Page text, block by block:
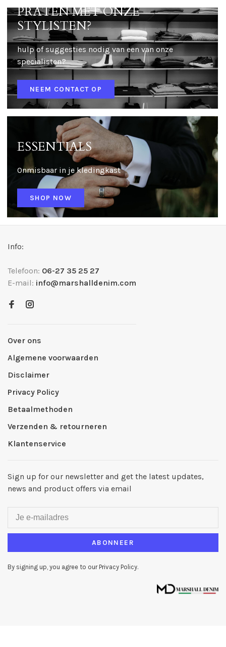
PRATEN MET ONZE
STYLISTEN?
hulp of suggesties nodig van een van onze
specialisten?
NEEM CONTACT OP
ESSENTIALS
Onmisbaar in je kledingkast
SHOP NOW
Info:
Telefoon: 06-27 35 25 27
E-mail: info@marshalldenim.com
Over ons
Algemene voorwaarden
Disclaimer
Privacy Policy
Betaalmethoden
Verzenden & retourneren
Klantenservice
Sign up for our newsletter and get the latest updates,
news and product offers via email
ABONNEER
By signing up, you agree to our Privacy Policy.